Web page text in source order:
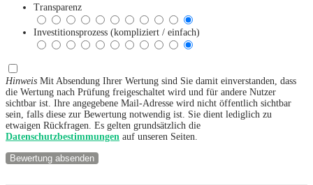
Transparenz
Investitionsprozess (kompliziert / einfach)
Hinweis Mit Absendung Ihrer Wertung sind Sie damit einverstanden, dass
die Wertung nach Prüfung freigeschaltet wird und für andere Nutzer
sichtbar ist. Ihre angegebene Mail-Adresse wird nicht öffentlich sichtbar
sein, falls diese zur Bewertung notwendig ist. Sie dient lediglich zu
etwaigen Rückfragen. Es gelten grundsätzlich die
Datenschutzbestimmungen auf unseren Seiten.